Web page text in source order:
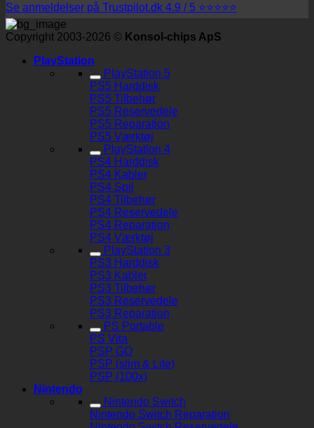
Se anmeldelser på Trustpilot.dk 4.9 / 5 ⭐⭐⭐⭐⭐
Copyright 2003-2026 © Konsol-chips ApS
PlayStation
PlayStation 5
PS5 Harddisk
PS5 Tilbehør
PS5 Reservedele
PS5 Reparation
PS5 Værktøj
PlayStation 4
PS4 Harddisk
PS4 Kabler
PS4 Spil
PS4 Tilbehør
PS4 Reservedele
PS4 Reparation
PS4 Værktøj
PlayStation 3
PS3 Harddisk
PS3 Kabler
PS3 Tilbehør
PS3 Reservedele
PS3 Reparation
PS Portable
PS Vita
PSP GO
PSP (slim & Lite)
PSP (100x)
Nintendo
Nintendo Switch
Nintendo Switch Reparation